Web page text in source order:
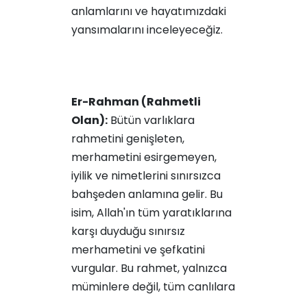
anlamlarını ve hayatımızdaki
yansımalarını inceleyeceğiz.
Er-Rahman (Rahmetli
Olan): Bütün varlıklara
rahmetini genişleten,
merhametini esirgemeyen,
iyilik ve nimetlerini sınırsızca
bahşeden anlamına gelir. Bu
isim, Allah'ın tüm yaratıklarına
karşı duyduğu sınırsız
merhametini ve şefkatini
vurgular. Bu rahmet, yalnızca
müminlere değil, tüm canlılara